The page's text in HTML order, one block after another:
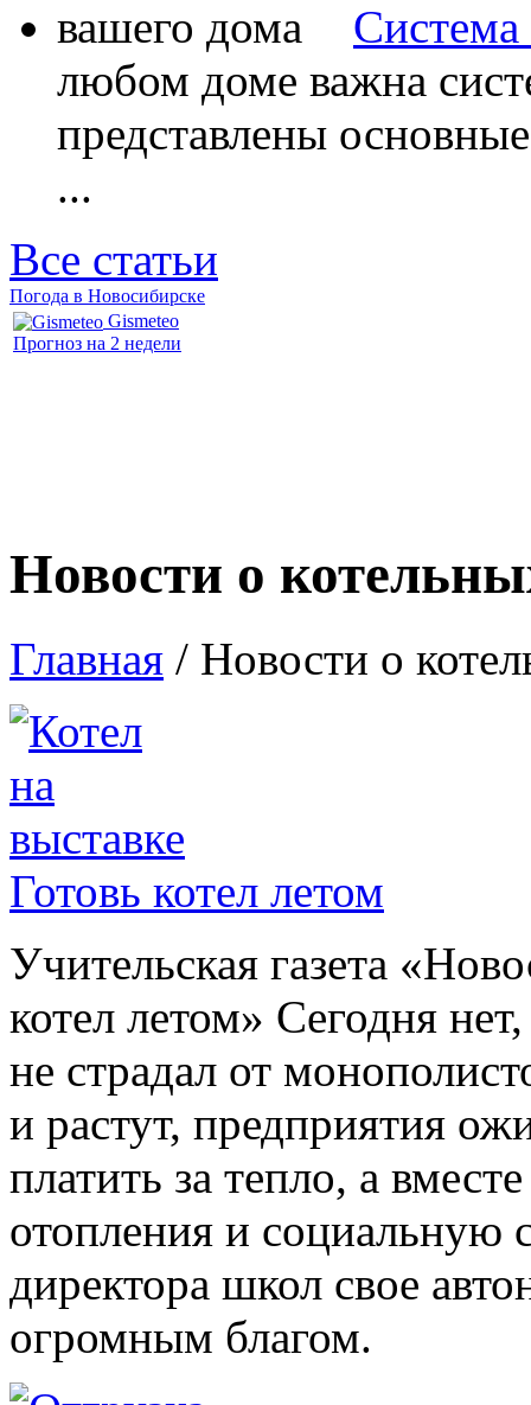
Система
любом доме важна
представлены
...
Все статьи
Погода в Новосибирске
Gismeteo
Прогноз на 2 недели
Новости о
Главная / Новости о
Готовь котел летом
Учительская газета
котел летом» Сегодня
не страдал от
и растут, предприятия
платить за тепло, а
отопления и социальную
директора школ свое
огромным благом.